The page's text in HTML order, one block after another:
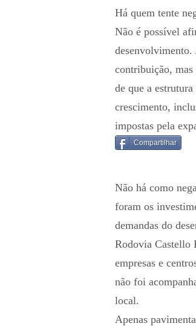
Há quem tente
Não é possível
desenvolvimento.
contribuição, mas
de que a
crescimento,
impostas pela
Compartilhar
Não há como
foram os
demandas do
Rodovia Castello
empresas e
não foi
local.
Apenas